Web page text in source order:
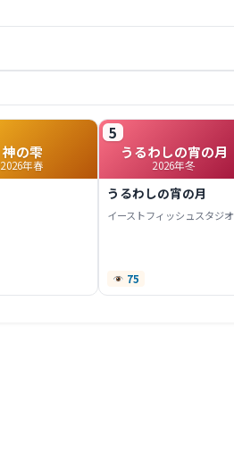
神の雫
2026年春
5
うるわしの宵の月
2026年冬
うるわしの宵の月
イーストフィッシュスタジオ
75